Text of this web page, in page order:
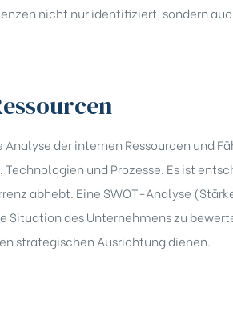
nicht nur identifiziert, sondern
der internen Ressourcen und
und Prozesse. Es ist
abhebt. Eine SWOT-Analyse
des Unternehmens zu
strategischen Ausrichtung dienen.